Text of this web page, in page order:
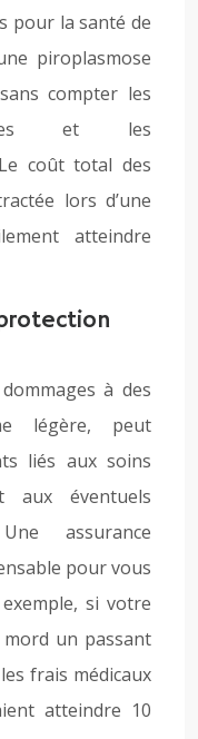
pour la santé de
piroplasmose
compter les
et les
coût total des
lors d’une
atteindre
à des
légère, peut
liés aux soins
aux éventuels
assurance
pour vous
si votre
un passant
frais médicaux
atteindre 10